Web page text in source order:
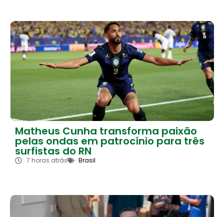
Matheus Cunha transforma paixão
pelas ondas em patrocínio para três
surfistas do RN
7 horas atrás Brasil